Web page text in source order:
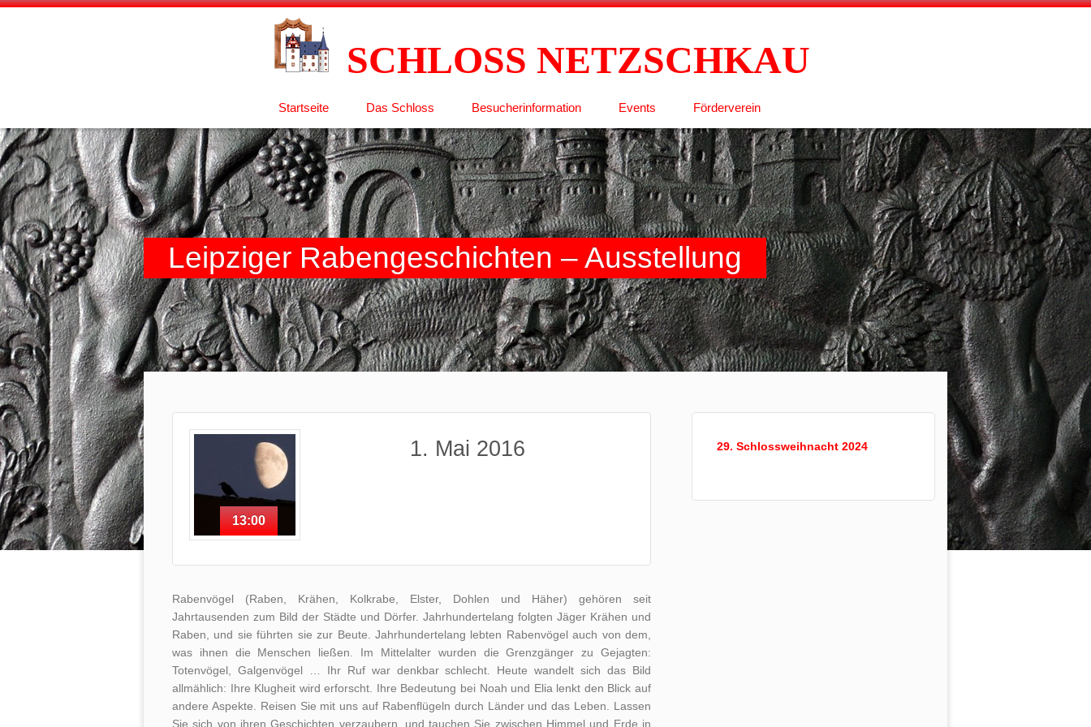
SCHLOSS NETZSCHKAU
Startseite Das Schloss Besucherinformation Events Förderverein
Leipziger Rabengeschichten – Ausstellung
13:00
1. Mai 2016
Rabenvögel (Raben, Krähen, Kolkrabe, Elster, Dohlen und Häher) gehören seit
Jahrtausenden zum Bild der Städte und Dörfer. Jahrhundertelang folgten Jäger Krähen und
Raben, und sie führten sie zur Beute. Jahrhundertelang lebten Rabenvögel auch von dem,
was ihnen die Menschen ließen. Im Mittelalter wurden die Grenzgänger zu Gejagten:
Totenvögel, Galgenvögel … Ihr Ruf war denkbar schlecht. Heute wandelt sich das Bild
allmählich: Ihre Klugheit wird erforscht. Ihre Bedeutung bei Noah und Elia lenkt den Blick auf
andere Aspekte. Reisen Sie mit uns auf Rabenflügeln durch Länder und das Leben. Lassen
Sie sich von ihren Geschichten verzaubern, und tauchen Sie zwischen Himmel und Erde in
29. Schlossweihnacht 2024